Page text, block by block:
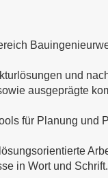
und
ausgeprägte
für Planung und
in Wort und Schrift.